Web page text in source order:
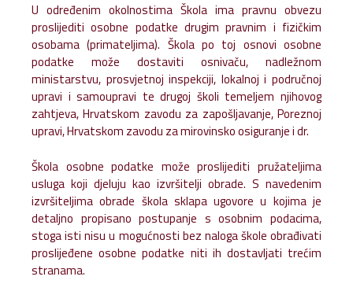
U određenim okolnostima Škola ima pravnu obvezu
proslijediti osobne podatke drugim pravnim i fizičkim
osobama (primateljima). Škola po toj osnovi osobne
podatke može dostaviti osnivaču, nadležnom
ministarstvu, prosvjetnoj inspekciji, lokalnoj i područnoj
upravi i samoupravi te drugoj školi temeljem njihovog
zahtjeva, Hrvatskom zavodu za zapošljavanje, Poreznoj
upravi, Hrvatskom zavodu za mirovinsko osiguranje i dr.
Škola osobne podatke može proslijediti pružateljima
usluga koji djeluju kao izvršitelji obrade. S navedenim
izvršiteljima obrade škola sklapa ugovore u kojima je
detaljno propisano postupanje s osobnim podacima,
stoga isti nisu u mogućnosti bez naloga škole obrađivati
proslijeđene osobne podatke niti ih dostavljati trećim
stranama.